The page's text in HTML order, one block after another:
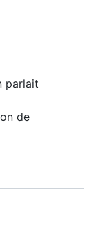
parlait
de